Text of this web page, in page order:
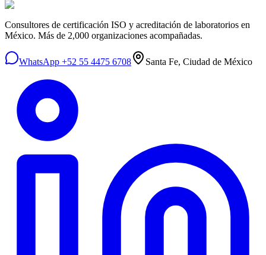
Consultores de certificación ISO y acreditación de laboratorios en
México. Más de 2,000 organizaciones acompañadas.
WhatsApp +52 55 4475 6708 Santa Fe, Ciudad de México